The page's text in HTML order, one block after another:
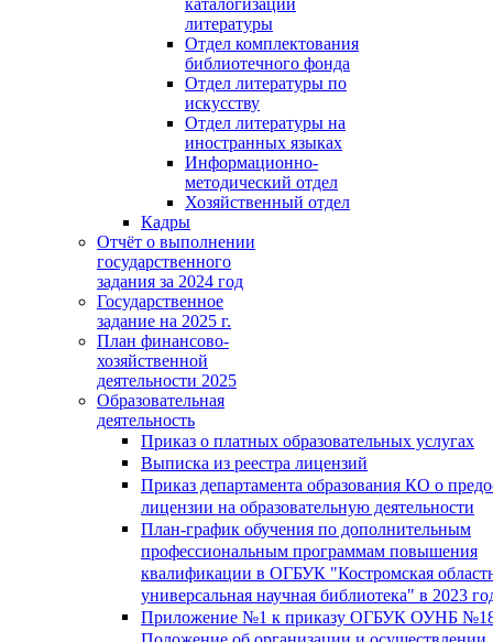
литературы
Отдел комплектования
библиотечного фонда
Отдел литературы по
искусству
Отдел литературы на
иностранных языках
Информационно-
методический отдел
Хозяйственный отдел
Кадры
Отчёт о выполнении
государственного
задания за 2024 год
Государственное
задание на 2025 г.
План финансово-
хозяйственной
деятельности 2025
Образовательная
деятельность
Приказ о платных образовательных услугах
Выписка из реестра лицензий
Приказ департамента образования КО о
лицензии на образовательную деятельности
План-график обучения по дополнительным
профессиональным программам повышения
квалификации в ОГБУК "Костромская
универсальная научная библиотека" в 2023
Приложение №1 к приказу ОГБУК ОУНБ